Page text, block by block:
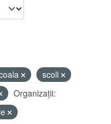
scoli
Organizații: